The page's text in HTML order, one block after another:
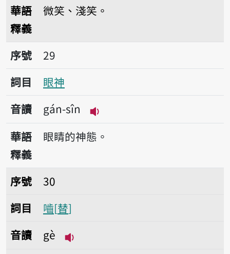
華語
釋義
微笑、淺笑。
序號29眼神
序號
29
詞目
眼神
音讀
gán-sîn
播放音讀gán-sîn
華語
釋義
眼睛的神態。
序號30嚙
序號
30
詞目
嚙 替
音讀
gè